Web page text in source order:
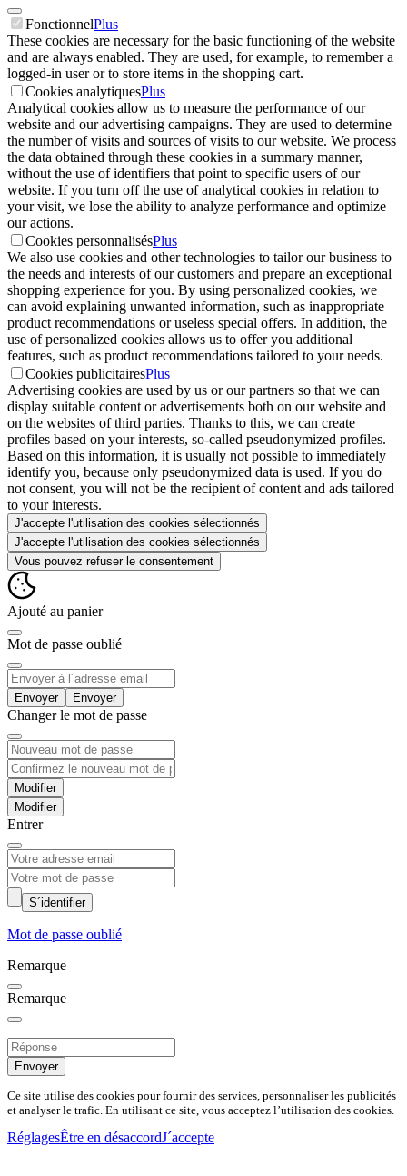
FonctionnelPlus
These cookies are necessary for the basic functioning of the website
and are always enabled. They are used, for example, to remember a
logged-in user or to store items in the shopping cart.
Cookies analytiquesPlus
Analytical cookies allow us to measure the performance of our
website and our advertising campaigns. They are used to determine
the number of visits and sources of visits to our website. We process
the data obtained through these cookies in a summary manner,
without the use of identifiers that point to specific users of our
website. If you turn off the use of analytical cookies in relation to
your visit, we lose the ability to analyze performance and optimize
our actions.
Cookies personnalisésPlus
We also use cookies and other technologies to tailor our business to
the needs and interests of our customers and prepare an exceptional
shopping experience for you. By using personalized cookies, we
can avoid explaining unwanted information, such as inappropriate
product recommendations or useless special offers. In addition, the
use of personalized cookies allows us to offer you additional
features, such as product recommendations tailored to your needs.
Cookies publicitairesPlus
Advertising cookies are used by us or our partners so that we can
display suitable content or advertisements both on our website and
on the websites of third parties. Thanks to this, we can create
profiles based on your interests, so-called pseudonymized profiles.
Based on this information, it is usually not possible to immediately
identify you, because only pseudonymized data is used. If you do
not consent, you will not be the recipient of content and ads tailored
to your interests.
J'accepte l'utilisation des cookies sélectionnés
J'accepte l'utilisation des cookies sélectionnés
Vous pouvez refuser le consentement
Ajouté au panier
Mot de passe oublié
Envoyer
Changer le mot de passe
Modifier
Entrer
S´identifier
Mot de passe oublié
Remarque
Remarque
Envoyer
Ce site utilise des cookies pour fournir des services, personnaliser les publicités
et analyser le trafic. En utilisant ce site, vous acceptez l’utilisation des cookies.
RéglagesÊtre en désaccordJ´accepte